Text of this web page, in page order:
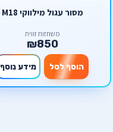
מסור עגול מילווקי M18
משחזות זווית
₪850
הוסף לסל מידע נוסף